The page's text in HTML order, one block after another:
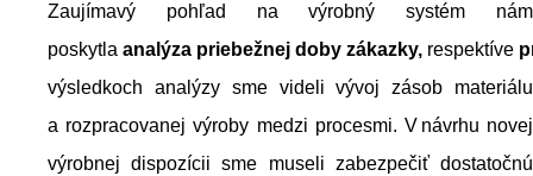
Zaujímavý pohľad na výrobný systém nám
poskytla analýza priebežnej doby zákazky, respektíve
výsledkoch analýzy sme videli vývoj zásob materiálu
a rozpracovanej výroby medzi procesmi. V návrhu novej
výrobnej dispozícii sme museli zabezpečiť dostatočnú